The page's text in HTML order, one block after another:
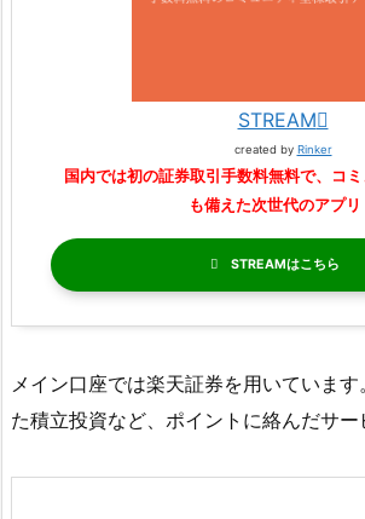
STREAM
created by Rinker
国内では初の証券取引手数料無料で、コ
も備えた次世代のアプリ
STREAM
メイン口座では楽天証券を用いていま
た積立投資など、ポイントに絡んだサー